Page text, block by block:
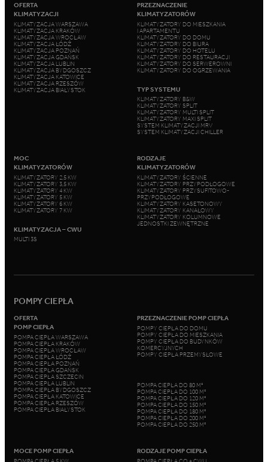
OFERTA
KLIMATYZACJI
KLIMATYZACJA WARSZAWA
KLIMATYZACJA KRAKÓW
KLIMATYZACJA WROCŁAW
KLIMATYZACJA ŁÓDŹ
KLIMATYZACJA POZNAŃ
KLIMATYZACJA GDAŃSK
KLIMATYZACJA LUBLIN
KLIMATYZACJA BYDGOSZCZ
KLIMATYZACJA KATOWICE
KLIMATYZACJA RZESZÓW
KLIMATYZACJA BIAŁYSTOK
PRZEZNACZENIE
KLIMATYZATORÓW
KLIMATYZATORY DO MIESZKANIA
I APARTAMENTU
KLIMATYZATORY DO DOMU
KLIMATYZATORY DO BIURA
KLIMATYZATORY DO HOTELU
KLIMATYZATORY DO RESTAURACJI
KLIMATYZATORY DO SERWEROWNI
KLIMATYZATORY DO OGRZEWANIA
TYP SYSTEMU
KLIMATYZATORY B&W
KLIMATYZATORY SPLIT
KLIMATYZATORY MULTI SPLIT
KLIMATYZATORY MAXI SPLIT
SYSTEM KLIMATYZACJI MRV
SYSTEM KLIMATYZACJI CHILLER
MOC
KLIMATYZATORÓW
KLIMATYZATORY 2,5 KW
KLIMATYZATORY 3,5 KW
KLIMATYZATORY 4 KW
KLIMATYZATORY 5 KW
KLIMATYZATORY 6 KW
KLIMATYZATORY 7 KW
KLIMATYZACJA – CWU
MULTI 3S
RODZAJE
KLIMATYZATORÓW
KLIMATYZATORY ŚCIENNE
KLIMATYZATORY PRZYPODŁOGOWE
KLIMATYZATORY PRZYSUFITOWO-
PRZYPODŁOGOWE
KLIMATYZATORY KASETONOWY
KLIMATYZATORY KANAŁOWY
KLIMATYZATORY KOLUMNOWE
JEDNOSTKI ZEWNĘTRZNE
POMPY CIEPŁA
OFERTA
POMP CIEPŁA
POMPA CIEPŁA WARSZAWA
POMPA CIEPŁA KRAKÓW
POMPA CIEPŁA WROCŁAW
POMPA CIEPŁA ŁÓDŹ
POMPA CIEPŁA POZNAŃ
POMPA CIEPŁA GDAŃSK
POMPA CIEPŁA SZCZECIN
POMPA CIEPŁA LUBLIN
POMPA CIEPŁA BYDGOSZCZ
POMPA CIEPŁA KATOWICE
POMPA CIEPŁA RZESZÓW
POMPA CIEPŁA BIAŁYSTOK
PRZEZNACZENIE POMP CIEPŁA
POMPY CIEPŁA DO DOMU
POMPY CIEPŁA DO MIESZKANIA
POMPY CIEPŁA DO BUDYNKÓW
KOMERCYJNYCH
POMPY CIEPŁA PRZEMYSŁOWE
POMPA CIEPŁA DO 80 M²
POMPA CIEPŁA DO 100 M²
POMPA CIEPŁA DO 120 M²
POMPA CIEPŁA DO 150 M²
POMPA CIEPŁA DO 180 M²
POMPA CIEPŁA DO 200 M²
POMPA CIEPŁA DO 250 M²
MOCE POMP CIEPŁA RODZAJE POMP CIEPŁA